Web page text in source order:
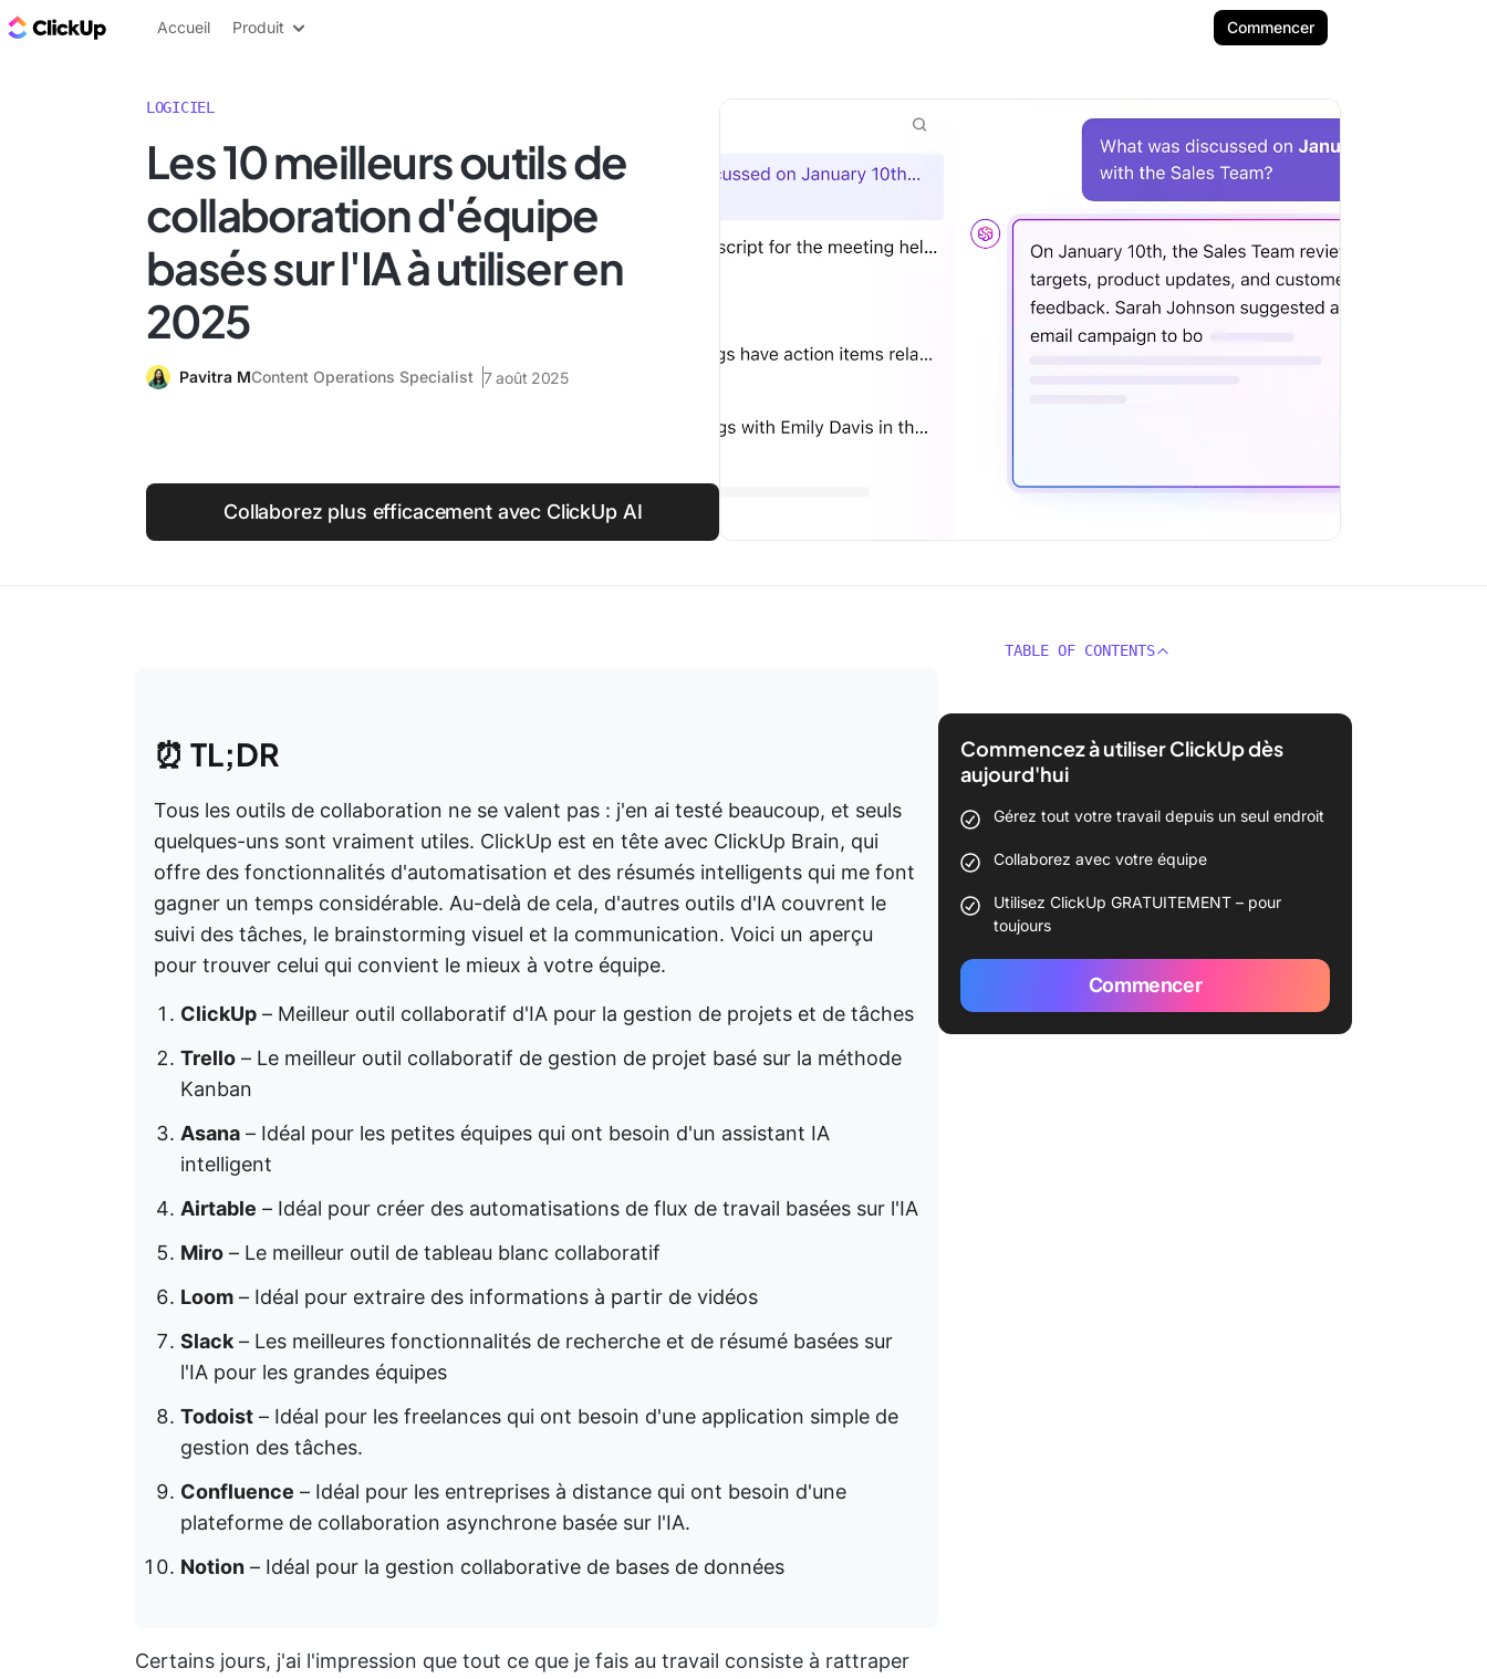
ClickUp Blog
Accueil Produit Commencer
LOGICIEL
Les 10 meilleurs outils de
collaboration d'équipe
basés sur l'IA à utiliser en
2025
Pavitra MContent Operations Specialist 7 août 2025
Collaborez plus efficacement avec ClickUp AI
⏰ TL;DR
Tous les outils de collaboration ne se valent pas : j'en ai testé beaucoup, et seuls
quelques-uns sont vraiment utiles. ClickUp est en tête avec ClickUp Brain, qui
offre des fonctionnalités d'automatisation et des résumés intelligents qui me font
gagner un temps considérable. Au-delà de cela, d'autres outils d'IA couvrent le
suivi des tâches, le brainstorming visuel et la communication. Voici un aperçu
pour trouver celui qui convient le mieux à votre équipe.
ClickUp – Meilleur outil collaboratif d'IA pour la gestion de projets et de tâches
Trello – Le meilleur outil collaboratif de gestion de projet basé sur la méthode
Kanban
Asana – Idéal pour les petites équipes qui ont besoin d'un assistant IA
intelligent
Airtable – Idéal pour créer des automatisations de flux de travail basées sur l'IA
Miro – Le meilleur outil de tableau blanc collaboratif
Loom – Idéal pour extraire des informations à partir de vidéos
Slack – Les meilleures fonctionnalités de recherche et de résumé basées sur
l'IA pour les grandes équipes
Todoist – Idéal pour les freelances qui ont besoin d'une application simple de
gestion des tâches.
Confluence – Idéal pour les entreprises à distance qui ont besoin d'une
plateforme de collaboration asynchrone basée sur l'IA.
Notion – Idéal pour la gestion collaborative de bases de données
Certains jours, j'ai l'impression que tout ce que je fais au travail consiste à rattraper
TABLE OF CONTENTS
Commencez à utiliser ClickUp dès
aujourd'hui
Gérez tout votre travail depuis un seul endroit
Collaborez avec votre équipe
Utilisez ClickUp GRATUITEMENT – pour
toujours
Commencer